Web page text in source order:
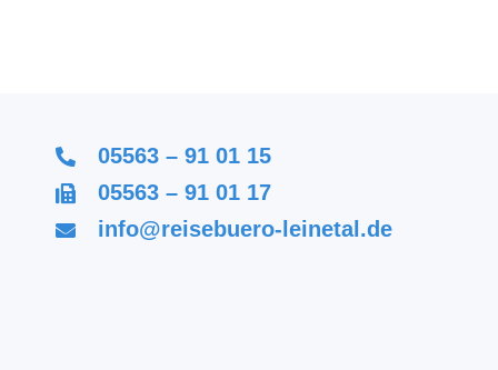
05563 – 91 01 15
05563 – 91 01 17
info@reisebuero-leinetal.de